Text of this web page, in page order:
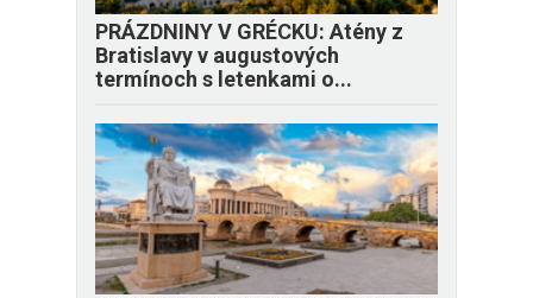
PRÁZDNINY V GRÉCKU: Atény z
Bratislavy v augustových
termínoch s letenkami o...